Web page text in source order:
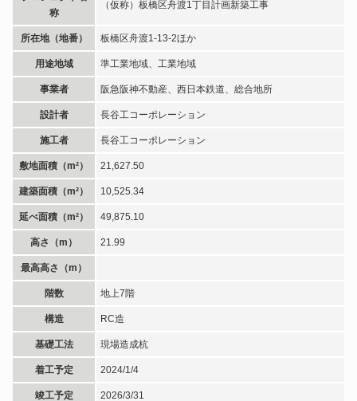
称
（仮称）板橋区舟渡1丁目計画新築工事
所在地（地番） 板橋区舟渡1-13-2ほか
用途地域 準工業地域、工業地域
事業者 阪急阪神不動産、西日本鉄道、総合地所
設計者 長谷工コーポレーション
施工者 長谷工コーポレーション
敷地面積（m²） 21,627.50
建築面積（m²） 10,525.34
延べ面積（m²） 49,875.10
高さ（m） 21.99
最高高さ（m）
階数 地上7階
構造 RC造
基礎工法 現場造成杭
着工予定 2024/1/4
竣工予定 2026/3/31